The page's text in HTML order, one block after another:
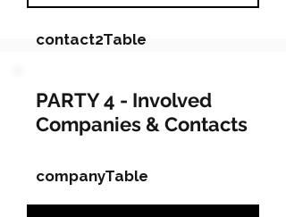
contact2Table
Field Value
Name
Position
Phone NA
PARTY 4 - Involved
Companies & Contacts
companyTable